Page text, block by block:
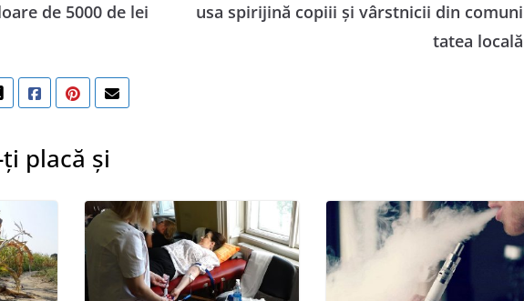
de 5000 de lei
usa spirijină copiii și vârstnicii din comuni
tatea locală
placă și